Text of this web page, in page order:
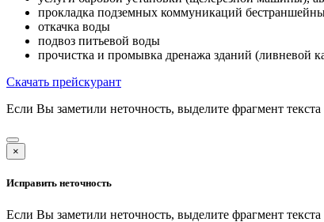
прокладка подземных коммуникаций
откачка воды
подвоз питьевой воды
прочистка и промывка дренажа зданий (ливневой
Скачать прейскурант
Если Вы заметили неточность, выделите фрагмент
×
Исправить неточность
Если Вы заметили неточность, выделите фрагмент